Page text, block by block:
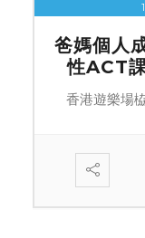
爸媽個人
性ACT
香港遊樂場